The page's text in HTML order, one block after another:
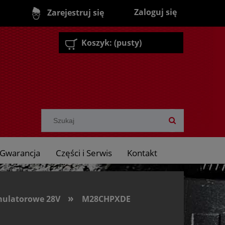
Zarejestruj się Zaloguj się
Koszyk: (pusty)
Gwarancja Części i Serwis Kontakt
28V » M28CHPXDE